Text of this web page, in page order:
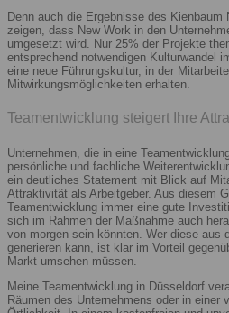
Denn auch die Ergebnisse des Kienbaum
zeigen, dass New Work in den
umgesetzt wird. Nur 25% der Projekte
entsprechend notwendigen Kulturwandel
eine neue Führungskultur, in der
Mitwirkungsmöglichkeiten erhalten.
Teamentwicklung steigert Ihre
Unternehmen, die in eine
persönliche und fachliche
ein deutliches Statement mit Blick auf
Attraktivität als Arbeitgeber. Aus diesem
Teamentwicklung immer eine gute
sich im Rahmen der Maßnahme auch
von morgen sein könnten. Wer diese aus
generieren kann, ist klar im Vorteil
Markt umsehen müssen.
Meine Teamentwicklung in Düsseldorf
Räumen des Unternehmens oder in einer